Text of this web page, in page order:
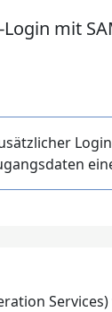
Login mit